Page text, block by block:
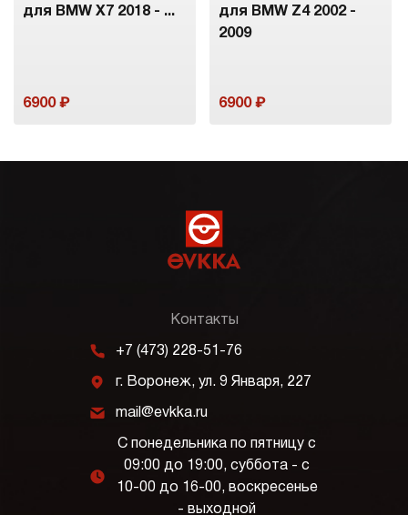
для BMW X7 2018 - ...
6900
для BMW Z4 2002 -
2009
6900
Контакты
m +7 (473) 228-51-76
j г. Воронеж, ул. 9 Января, 227
k mail@evkka.ru
l
С понедельника по пятницу с
09:00 до 19:00, суббота - с
10-00 до 16-00, воскресенье
- выходной